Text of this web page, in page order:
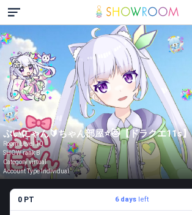
ぷいにゃん🔰ちゃん部屋⭐️😻【ドラクエ11s】
Room Level 10
SHOW rank B
Category virtual
Account Type Individual
0 PT 6 daysleft